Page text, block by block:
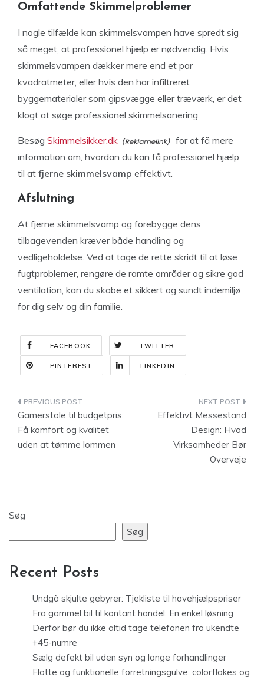
Omfattende Skimmelproblemer
I nogle tilfælde kan skimmelsvampen have spredt sig
så meget, at professionel hjælp er nødvendig. Hvis
skimmelsvampen dækker mere end et par
kvadratmeter, eller hvis den har infiltreret
byggematerialer som gipsvægge eller træværk, er det
klogt at søge professionel skimmelsanering.
Besøg Skimmelsikker.dk
for at få mere
information om, hvordan du kan få professionel hjælp
til at fjerne skimmelsvamp effektivt.
Afslutning
At fjerne skimmelsvamp og forebygge dens
tilbagevenden kræver både handling og
vedligeholdelse. Ved at tage de rette skridt til at løse
fugtproblemer, rengøre de ramte områder og sikre god
ventilation, kan du skabe et sikkert og sundt indemiljø
for dig selv og din familie.
FACEBOOK TWITTER
PINTEREST LINKEDIN
Indlægsnavigation
Gamerstole til budgetpris:
Få komfort og kvalitet
uden at tømme lommen
Effektivt Messestand
Design: Hvad
Virksomheder Bør
Overveje
Søg
Søg
Recent Posts
Undgå skjulte gebyrer: Tjekliste til havehjælpspriser
Fra gammel bil til kontant handel: En enkel løsning
Derfor bør du ikke altid tage telefonen fra ukendte
+45-numre
Sælg defekt bil uden syn og lange forhandlinger
Flotte og funktionelle forretningsgulve: colorflakes og